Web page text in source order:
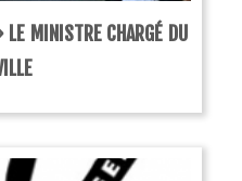
MINISTRE CHARGÉ DU